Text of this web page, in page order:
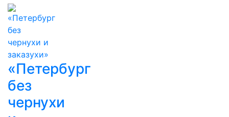
«Петербург
без
чернухи